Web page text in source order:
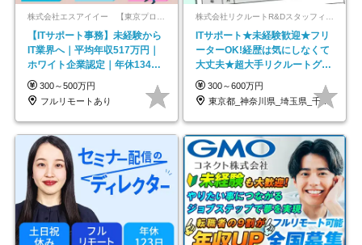
【ITサポート事務】未経験から
IT業界へ｜平均年収517万円｜
ホワイト企業認定｜年休134日
｜リモートOK
300～500万円
フルリモートあり
ITサポート★未経験歓迎★フリ
ーターOK!経歴は気にしなくて
大丈夫★超大手リクルートグル
ープの正社員/sg
300～600万円
東京都_神奈川県_埼玉県_千葉県_大阪府…